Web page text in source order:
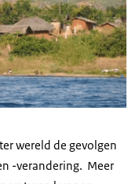
wereld de gevolgen
-verandering. Meer